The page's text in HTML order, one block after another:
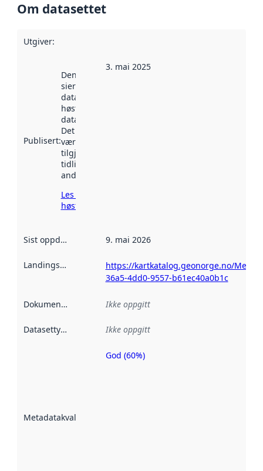
Om datasettet
Utgiver:
Publisert:
Denne datoen
sier når
datasettet ble
høstet av
data.norge.no.
Det kan ha
vært
tilgjengelig
tidligere
andre steder.
Les mer om
høsting her
3. mai 2025
Sist oppdatert 9. mai 2026
Landingsside
https://kartkatalog.geonorge.no/
36a5-4dd0-9557-b61ec40a0b1c
Dokumentasjon Ikke oppgitt
Datasettype Ikke oppgitt
Metadatakvalitet
Metadatakvalitet
God (60%)